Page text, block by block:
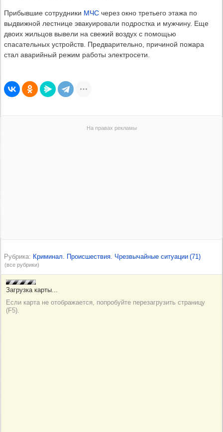
Прибывшие сотрудники МЧС через окно третьего этажа по
выдвижной лестнице эвакуировали подростка и мужчину. Еще
двоих жильцов вывели на свежий воздух с помощью
спасательных устройств. Предварительно, причиной пожара
стал аварийный режим работы электросети.
Рубрика Криминал. Происшествия. Чрезвычайные ситуации (71)
(все рубрики)